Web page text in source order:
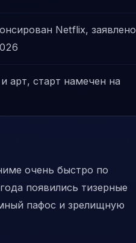
Netflix, заявлено
арт, старт намечен на
очень быстро по
появились тизерные
пафос и зрелищную